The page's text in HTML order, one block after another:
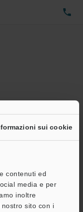
sui cookie
contenuti ed
media e per
inoltre
sito con i
0.71MB